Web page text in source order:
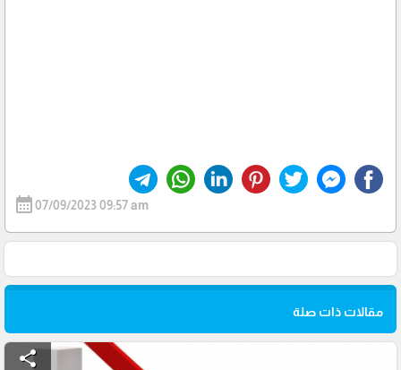
calendar_month07/09/2023 09:57 am
مقالات ذات صلة
share